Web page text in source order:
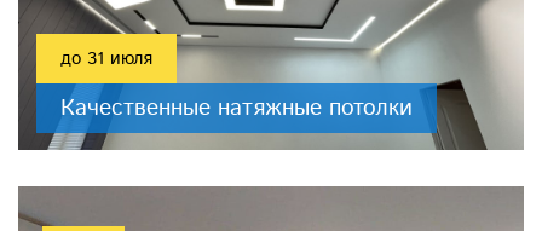
до 31 июля
Качественные натяжные потолки